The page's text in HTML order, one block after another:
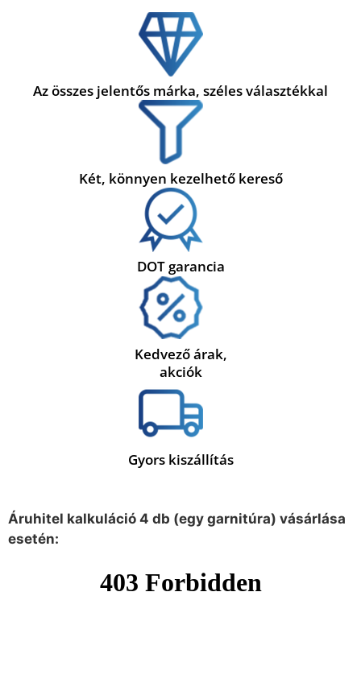
Az összes jelentős márka, széles választékkal
Két, könnyen kezelhető kereső
DOT garancia
Kedvező árak,
akciók
Gyors kiszállítás
Áruhitel kalkuláció 4 db (egy garnitúra) vásárlása
esetén: